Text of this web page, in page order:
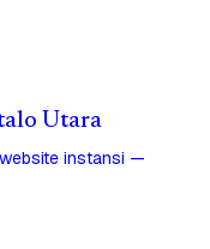
Utara
instansi —